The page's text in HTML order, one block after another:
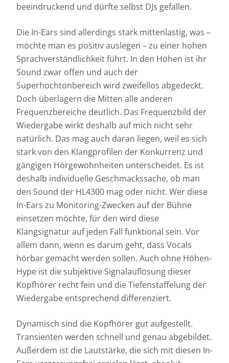
beeindruckend und dürfte selbst DJs gefallen.
Die In-Ears sind allerdings stark mittenlastig, was –
möchte man es positiv auslegen – zu einer hohen
Sprachverständlichkeit führt. In den Höhen ist ihr
Sound zwar offen und auch der
Superhochtonbereich wird zweifellos abgedeckt.
Doch überlagern die Mitten alle anderen
Frequenzbereiche deutlich. Das Frequenzbild der
Wiedergabe wirkt deshalb auf mich nicht sehr
natürlich. Das mag auch daran liegen, weil es sich
stark von den Klangprofilen der Konkurrenz und
gängigen Hörgewohnheiten unterscheidet. Es ist
deshalb individuelle Geschmackssache, ob man
den Sound der HL4300 mag oder nicht. Wer diese
In-Ears zu Monitoring-Zwecken auf der Bühne
einsetzen möchte, für den wird diese
Klangsignatur auf jeden Fall funktional sein. Vor
allem dann, wenn es darum geht, dass Vocals
hörbar gemacht werden sollen. Auch ohne Höhen-
Hype ist die subjektive Signalauflösung dieser
Kopfhörer recht fein und die Tiefenstaffelung der
Wiedergabe entsprechend differenziert.
Dynamisch sind die Kopfhörer gut aufgestellt.
Transienten werden schnell und genau abgebildet.
Außerdem ist die Lautstärke, die sich mit diesen In-